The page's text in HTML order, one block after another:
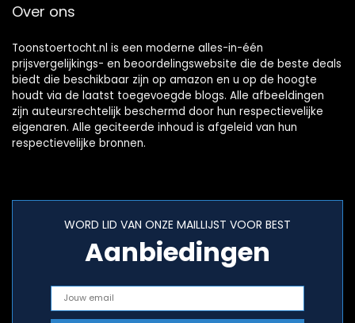
Over ons
Toonstoertocht.nl is een moderne alles-in-één
prijsvergelijkings- en beoordelingswebsite die de beste deals
biedt die beschikbaar zijn op amazon en u op de hoogte
houdt via de laatst toegevoegde blogs. Alle afbeeldingen
zijn auteursrechtelijk beschermd door hun respectievelijke
eigenaren. Alle geciteerde inhoud is afgeleid van hun
respectievelijke bronnen.
WORD LID VAN ONZE MAILLIJST VOOR BEST
Aanbiedingen